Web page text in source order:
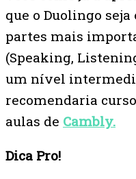
que o Duolingo
partes mais
(Speaking,
um nível
recomendaria
aulas de Cambly.
Dica Pro!